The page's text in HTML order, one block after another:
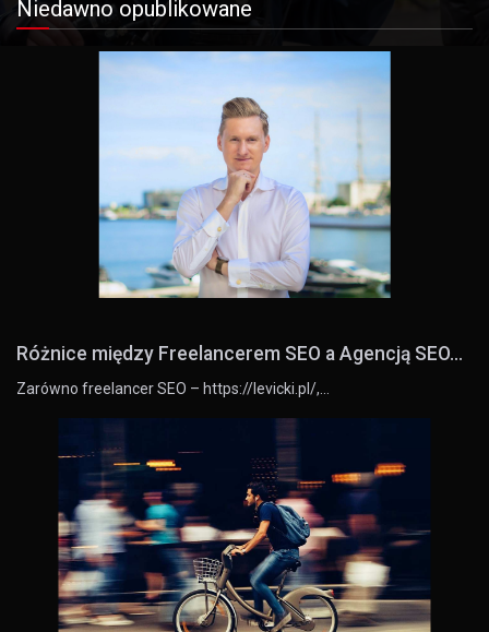
Niedawno opublikowane
Różnice między Freelancerem SEO a Agencją SEO...
Zarówno freelancer SEO – https://levicki.pl/,…